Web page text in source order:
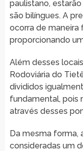
paulistano,
são bilíngues. A
ocorra de maneira
proporcionando
Além desses
Rodoviária do
divididos
fundamental, pois
através desses
Da mesma forma,
consideradas um